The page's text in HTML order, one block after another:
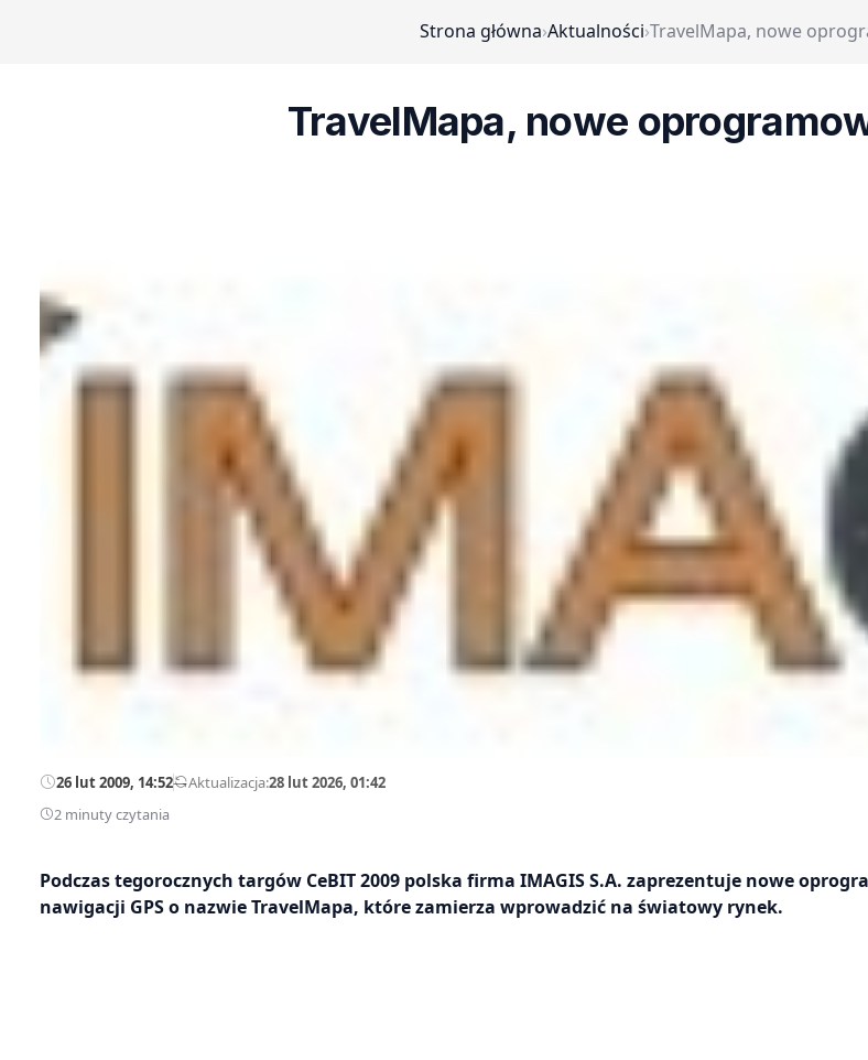
Strona główna›Aktualności›TravelMapa, nowe
TravelMapa, nowe
26 lut 2009, 14:52—Aktualizacja:28 lut 2026, 01:42
2 minuty czytania
Podczas tegorocznych targów CeBIT 2009 polska firma IMAGIS S.A. zaprezentuje nowe
nawigacji GPS o nazwie TravelMapa, które zamierza wprowadzić na światowy rynek.